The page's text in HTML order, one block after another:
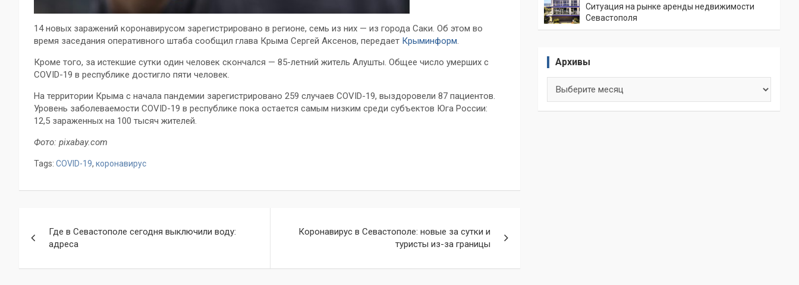
14 новых заражений коронавирусом зарегистрировано в регионе, семь из них — из города Саки. Об этом во
время заседания оперативного штаба сообщил глава Крыма Сергей Аксенов, передает Крыминформ.
Кроме того, за истекшие сутки один человек скончался — 85-летний житель Алушты. Общее число умерших с
COVID-19 в республике достигло пяти человек.
На территории Крыма с начала пандемии зарегистрировано 259 случаев COVID-19, выздоровели 87 пациентов.
Уровень заболеваемости COVID-19 в республике пока остается самым низким среди субъектов Юга России:
12,5 зараженных на 100 тысяч жителей.
Фото: pixabay.com
Tags: COVID-19, коронавирус
по
записям
Где в Севастополе сегодня выключили воду:
адреса
Коронавирус в Севастополе: новые за сутки и
туристы из-за границы
Ситуация на рынке аренды недвижимости
Севастополя
Архивы